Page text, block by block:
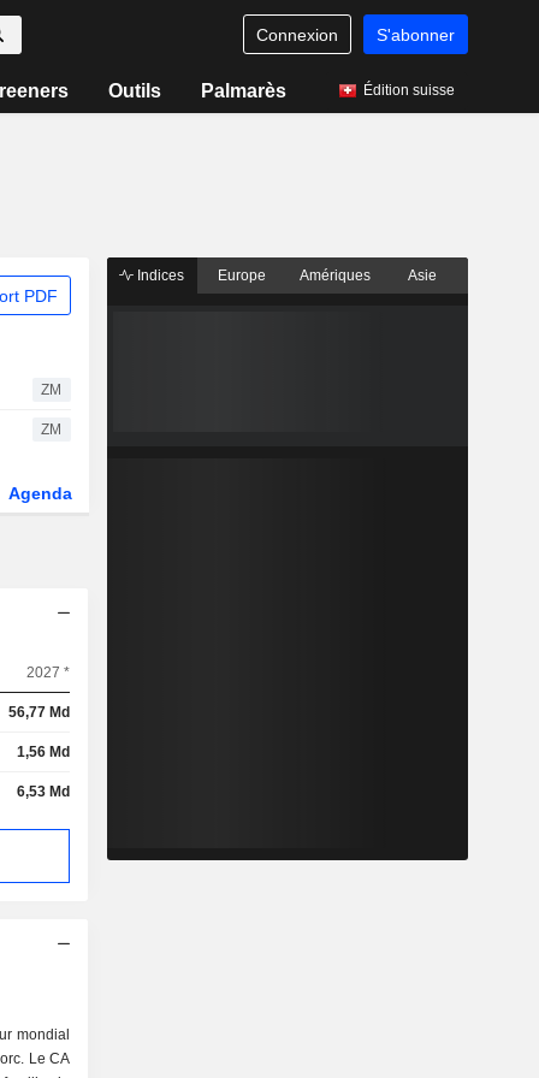
Connexion S'abonner
Outils Palmarès Édition suisse
PDF
ZM
ZM
Agenda
2027 *
56,77 Md
1,56 Md
6,53 Md
mondial
Le CA
Indices Europe Amériques Asie